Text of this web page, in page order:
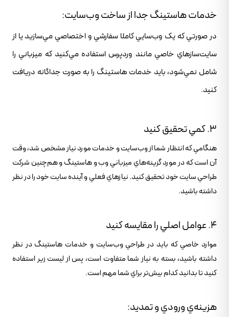
خدمات هاستينگ جدا از ساخت وب‌سايت:
در صورتي که يک وب‌سايي کاملا سفارشي و اختصاصي مي‌سازيد يا از
سايت‌سازهاي خاصي مانند وردپرس استفاده مي‌کنيد که ميزباني را
شامل نمي‌شود، بايد خدمات هاستينگ را به صورت جداگانه دريافت
کنيد.
3. کمي تحقيق کنيد
هنگامي که انتظار شما از وب‌سايت و خدمات مورد نياز مشخص شد، وقت
آن است که در مورد گزينه‌هاي ميزباني وب و هاستينگ و هم‌چنين شرکت
طراحي سايت خود تحقيق کنيد. نيازهاي فعلي و آينده سايت خود را در نظر
داشته باشيد.
4. عوامل اصلي را مقايسه کنيد
موارد خاصي که بايد در طراحي وب‌سايت و خدمات هاستينگ در نظر
داشته باشيد، بسته به نياز شما متفاوت است، پس از ليست زير استفاده
کنيد تا بدانيد کدام بيش‌تر براي شما مهم است.
هزينه‌ي ورودي و تمديد: